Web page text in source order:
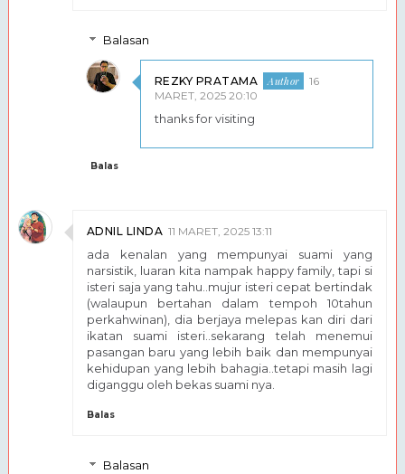
Balasan
REZKY PRATAMA
16
MARET, 2025 20:10
thanks for visiting
Balas
ADNIL LINDA 11 MARET, 2025 13:11
ada kenalan yang mempunyai suami yang
narsistik, luaran kita nampak happy family, tapi si
isteri saja yang tahu..mujur isteri cepat bertindak
(walaupun bertahan dalam tempoh 10tahun
perkahwinan), dia berjaya melepas kan diri dari
ikatan suami isteri..sekarang telah menemui
pasangan baru yang lebih baik dan mempunyai
kehidupan yang lebih bahagia..tetapi masih lagi
diganggu oleh bekas suami nya.
Balas
Balasan